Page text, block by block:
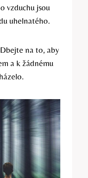
vzduchu jsou
uhelnatého.
Dbejte na to, aby
a k žádnému